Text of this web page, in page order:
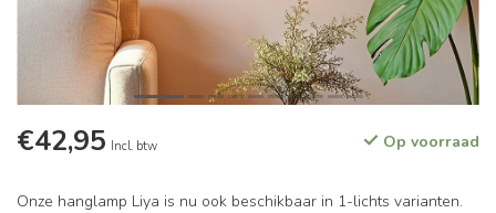
€42,95 Incl. btw Op voorraad
Onze hanglamp Liya is nu ook beschikbaar in 1-lichts varianten.